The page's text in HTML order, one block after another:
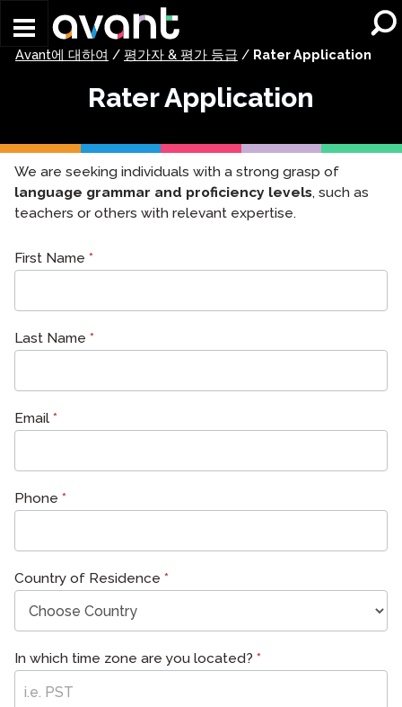
Avant에 대하여 / 평가자 & 평가 등급 / Rater Application
Rater Application
We are seeking individuals with a strong grasp of
language grammar and proficiency levels, such as
teachers or others with relevant expertise.
Rater
Application
First Name *
Last Name *
Email *
Phone *
Country of Residence *
In which time zone are you located? *